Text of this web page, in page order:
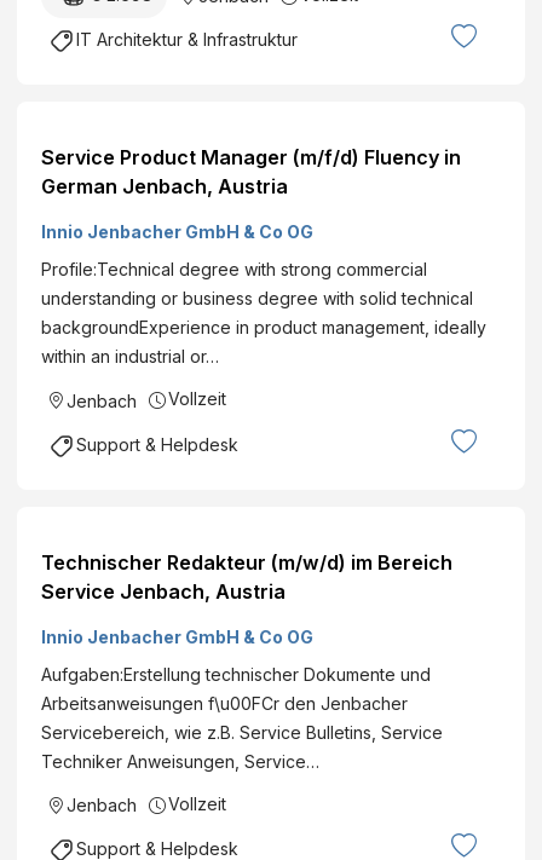
IT Architektur & Infrastruktur
Service Product Manager (m/f/d) Fluency in
German Jenbach, Austria
Innio Jenbacher GmbH & Co OG
Profile:Technical degree with strong commercial
understanding or business degree with solid technical
backgroundExperience in product management, ideally
within an industrial or…
Jenbach Vollzeit
Support & Helpdesk
Technischer Redakteur (m/w/d) im Bereich
Service Jenbach, Austria
Innio Jenbacher GmbH & Co OG
Aufgaben:Erstellung technischer Dokumente und
Arbeitsanweisungen f\u00FCr den Jenbacher
Servicebereich, wie z.B. Service Bulletins, Service
Techniker Anweisungen, Service…
Jenbach Vollzeit
Support & Helpdesk